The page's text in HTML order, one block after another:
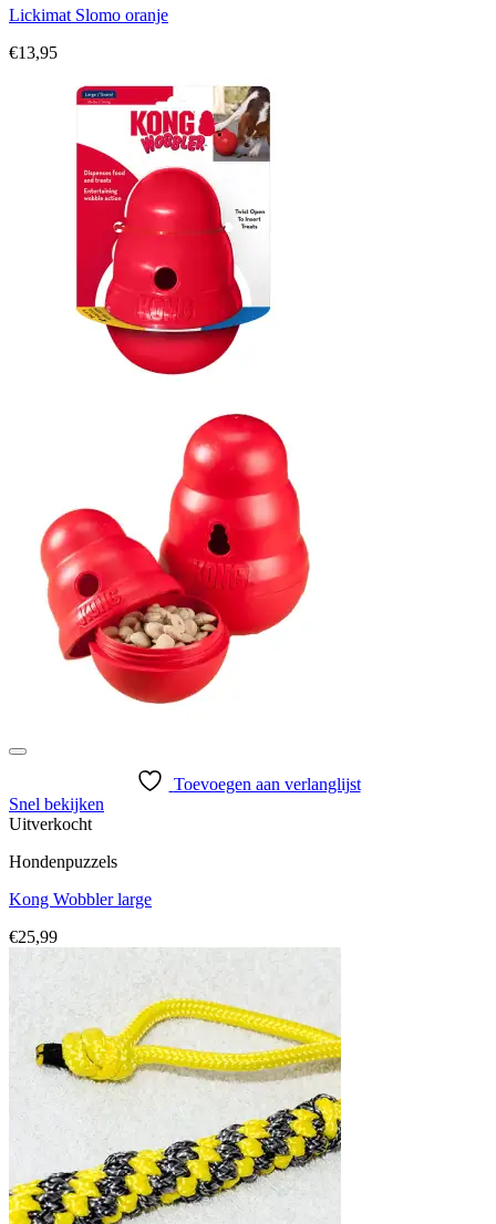
Lickimat Slomo oranje
€13,95
Toevoegen aan verlanglijst
Snel bekijken
Uitverkocht
Hondenpuzzels
Kong Wobbler large
€25,99